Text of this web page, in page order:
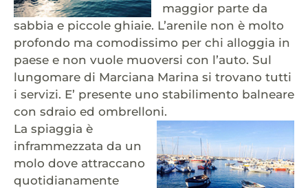
maggior parte da
sabbia e piccole ghiaie. L’arenile non è molto
profondo ma comodissimo per chi alloggia in
paese e non vuole muoversi con l’auto. Sul
lungomare di Marciana Marina si trovano tutti
i servizi. E’ presente uno stabilimento balneare
con sdraio ed ombrelloni.
La spiaggia è
inframmezzata da un
molo dove attraccano
quotidianamente